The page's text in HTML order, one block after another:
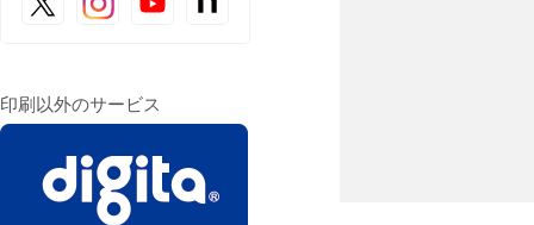
印刷以外のサービス